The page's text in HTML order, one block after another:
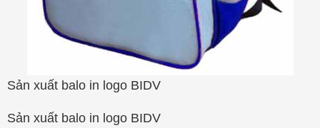
Sản xuất balo in logo BIDV
Sản xuất balo in logo BIDV